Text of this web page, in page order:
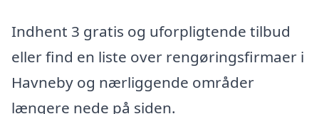
Indhent 3 gratis og uforpligtende tilbud
eller find en liste over rengøringsfirmaer i
Havneby og nærliggende områder
længere nede på siden.